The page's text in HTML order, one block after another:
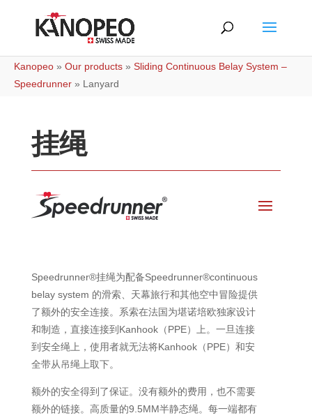
Kanopeo » Our products » Sliding Continuous Belay System –
Speedrunner » Lanyard
挂绳
Speedrunner®挂绳为配备Speedrunner®continuous
belay system 的滑索、天幕旅行和其他空中冒险提供
了额外的安全连接。系索在法国为堪诺培欧独家设计
和制造，直接连接到Kanhook（PPE）上。一旦连接
到安全绳上，使用者就无法将Kanhook（PPE）和安
全带从吊绳上取下。
额外的安全得到了保证。没有额外的费用，也不需要
额外的链接。高质量的9.5MM半静态绳。每一端都有